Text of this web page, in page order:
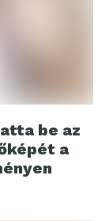
be az
a